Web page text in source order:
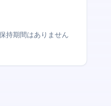
持期間はありません